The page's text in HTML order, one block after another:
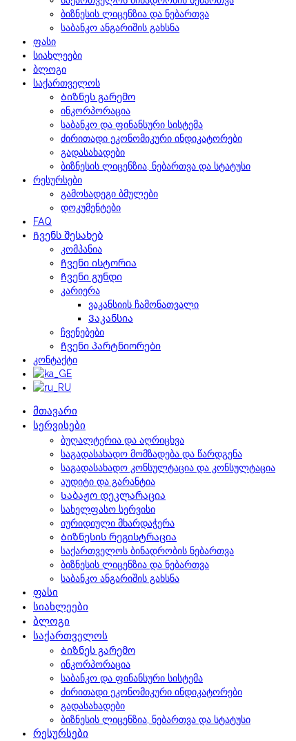
ბიზნესის ლიცენზია და ნებართვა
საბანკო ანგარიშის გახსნა
ფასი
სიახლეები
ბლოგი
საქართველოს
Ბიზნეს გარემო
ინკორპორაცია
საბანკო და ფინანსური სისტემა
ძირითადი ეკონომიკური ინდიკატორები
გადასახადები
ბიზნესის ლიცენზია, ნებართვა და სტატუსი
რესურსები
გამოსადეგი ბმულები
დოკუმენტები
FAQ
Ჩვენს შესახებ
კომპანია
Ჩვენი ისტორია
Ჩვენი გუნდი
კარიერა
ვაკანსიის ჩამონათვალი
Ვაკანსია
ჩვენებები
Ჩვენი პარტნიორები
კონტაქტი
მთავარი
სერვისები
ბუღალტერია და აღრიცხვა
საგადასახადო მომზადება და წარდგენა
საგადასახადო კონსულტაცია და კონსულტაცია
აუდიტი და გარანტია
Საბაჟო დეკლარაცია
სახელფასო სერვისი
იურიდიული მხარდაჭერა
Ბიზნესის რეგისტრაცია
საქართველოს ბინადრობის ნებართვა
ბიზნესის ლიცენზია და ნებართვა
საბანკო ანგარიშის გახსნა
ფასი
სიახლეები
ბლოგი
საქართველოს
Ბიზნეს გარემო
ინკორპორაცია
საბანკო და ფინანსური სისტემა
ძირითადი ეკონომიკური ინდიკატორები
გადასახადები
ბიზნესის ლიცენზია, ნებართვა და სტატუსი
რესურსები